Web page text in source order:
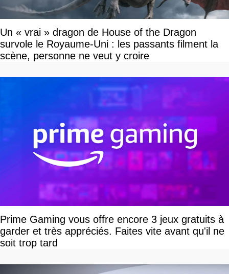
Un « vrai » dragon de House of the Dragon
survole le Royaume-Uni : les passants filment la
scène, personne ne veut y croire
Prime Gaming vous offre encore 3 jeux gratuits à
garder et très appréciés. Faites vite avant qu'il ne
soit trop tard